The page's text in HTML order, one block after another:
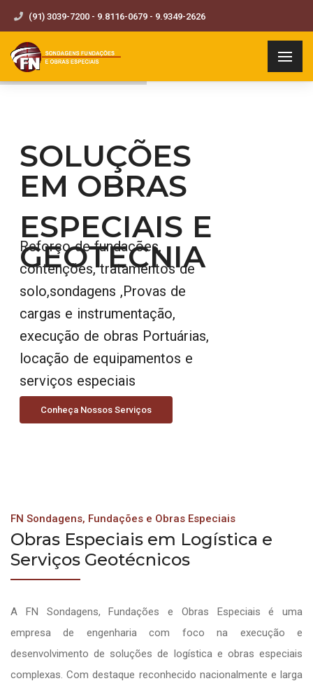
(91) 3039-7200 - 9.8116-0679 - 9.9349-2626
SOLUÇÕES
EM OBRAS
ESPECIAIS E
GEOTECNIA
Reforço de fundações,
contenções, tratamentos de
solo,sondagens ,Provas de
cargas e instrumentação,
execução de obras Portuárias,
locação de equipamentos e
serviços especiais
Conheça Nossos Serviços
FN Sondagens, Fundações e Obras Especiais
Obras Especiais em Logística e
Serviços Geotécnicos
A FN Sondagens, Fundações e Obras Especiais é uma
empresa de engenharia com foco na execução e
desenvolvimento de soluções de logística e obras especiais
complexas. Com destaque reconhecido nacionalmente e larga